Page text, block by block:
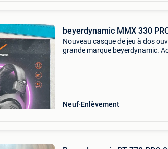
beyerdynamic MMX 330
Nouveau casque de jeu à dos
grande marque beyerdynamic.
Neuf Enlèvement